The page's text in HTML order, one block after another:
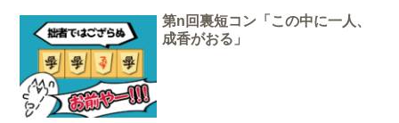
第n回裏短コン「この中に一人、
成香がおる」